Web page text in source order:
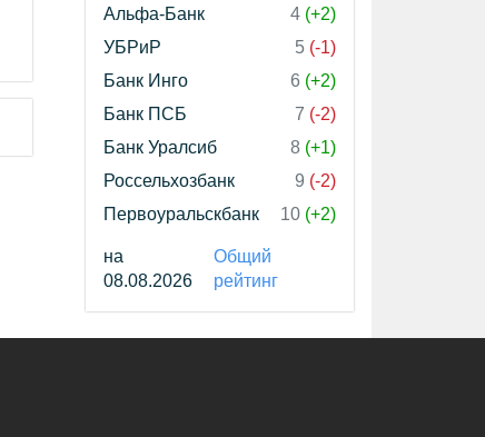
Альфа-Банк
4 (+2)
УБРиР
5 (-1)
Банк Инго
6 (+2)
Банк ПСБ
7 (-2)
Банк Уралсиб
8 (+1)
Россельхозбанк
9 (-2)
Первоуральскбанк
10 (+2)
на
08.08.2026
Общий
рейтинг